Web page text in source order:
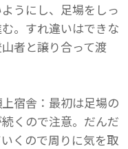
うにし、足場をしっ
。すれ違いはできな
者と譲り合って渡
宿舎：最初は足場の
くので注意。だんだ
くので周りに気を取